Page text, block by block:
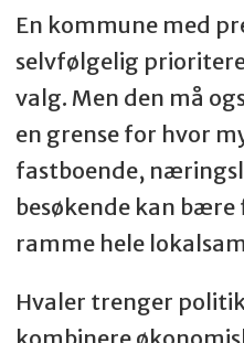
En kommune med
selvfølgelig
valg. Men den må
en grense for hvor
fastboende,
besøkende kan
ramme hele
Hvaler trenger